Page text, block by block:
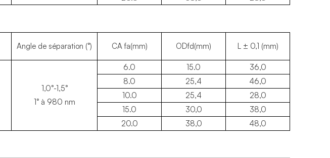
Angle de séparation (°) CA fa(mm) ODfd(mm) L ± 0,1 (mm)
1,0°-1,5°
1° à 980 nm
6.0 15.0
36,0
8.0 25,4
46,0
10.0 25,4
28,0
15.0 30,0
38,0
20.0 38,0 48,0